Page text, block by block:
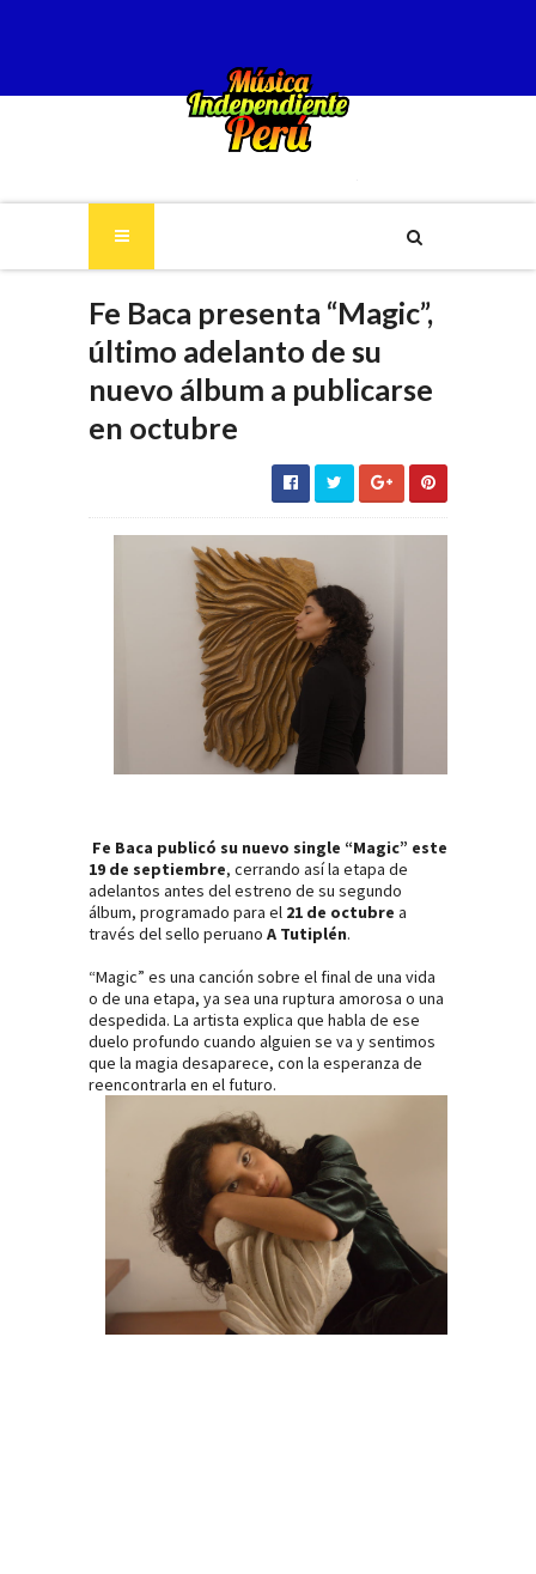
Fe Baca presenta “Magic”,
último adelanto de su
nuevo álbum a publicarse
en octubre
Fe Baca publicó su nuevo single “Magic” este
19 de septiembre, cerrando así la etapa de
adelantos antes del estreno de su segundo
álbum, programado para el 21 de octubre a
través del sello peruano A Tutiplén.
“Magic” es una canción sobre el final de una vida
o de una etapa, ya sea una ruptura amorosa o una
despedida. La artista explica que habla de ese
duelo profundo cuando alguien se va y sentimos
que la magia desaparece, con la esperanza de
reencontrarla en el futuro.